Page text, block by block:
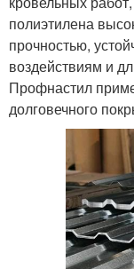
полиэтилена
прочностью,
воздействиям и
Профнастил
долговечного